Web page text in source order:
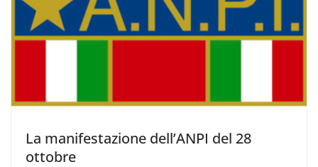
La manifestazione dell’ANPI del 28
ottobre